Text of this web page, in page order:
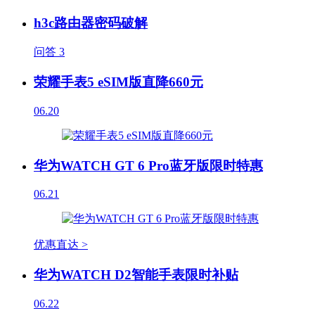
h3c路由器密码破解
问答 3
荣耀手表5 eSIM版直降660元
06.20
华为WATCH GT 6 Pro蓝牙版限时特惠
06.21
优惠直达 >
华为WATCH D2智能手表限时补贴
06.22